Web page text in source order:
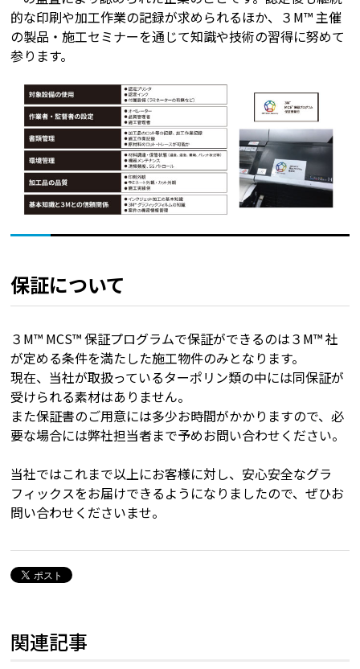
的な印刷や加工作業の記録が求められるほか、３M™ 主催
の製品・施工セミナーを通じて知識や技術の習得に努めて
参ります。
保証について
３M™ MCS™ 保証プログラムで保証ができるのは３M™ 社
が定める条件を満たした施工物件のみとなります。
現在、当社が取扱っているターポリン類の中には同保証が
受けられる素材はありません。
また保証書のご用意には多少お時間がかかりますので、必
要な場合には弊社担当者まで予めお問い合わせください。
当社ではこれまで以上にお客様に対し、安心安全なグラ
フィックスをお届けできるようになりましたので、ぜひお
問い合わせくださいませ。
関連記事